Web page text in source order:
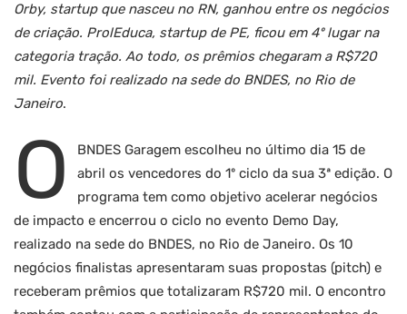
Orby, startup que nasceu no RN, ganhou entre os negócios
de criação. ProlEduca, startup de PE, ficou em 4º lugar na
categoria tração. Ao todo, os prêmios chegaram a R$720
mil. Evento foi realizado na sede do BNDES, no Rio de
Janeiro.
O
BNDES Garagem escolheu no último dia 15 de
abril os vencedores do 1º ciclo da sua 3ª edição. O
programa tem como objetivo acelerar negócios
de impacto e encerrou o ciclo no evento Demo Day,
realizado na sede do BNDES, no Rio de Janeiro. Os 10
negócios finalistas apresentaram suas propostas (pitch) e
receberam prêmios que totalizaram R$720 mil. O encontro